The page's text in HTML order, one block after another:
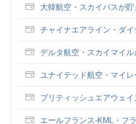
大韓航空・スカイパスが
チャイナエアライン・ダ
デルタ航空・スカイマイ
ユナイテッド航空・マイ
ブリティッシュエアウェ
エールフランス-KML・フ